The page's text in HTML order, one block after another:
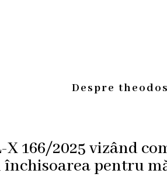
Despre
X 166/2025 vizând
închisoarea pentru